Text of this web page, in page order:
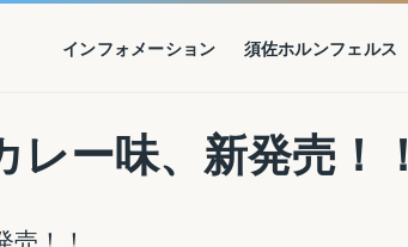
インフォメーション 須佐ホルンフェルス
ー味、新発売！！